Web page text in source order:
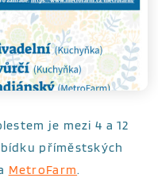
je mezi 4 a 12
příměstských
MetroFarm.